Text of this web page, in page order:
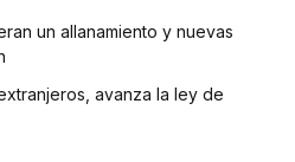
un allanamiento y nuevas
avanza la ley de